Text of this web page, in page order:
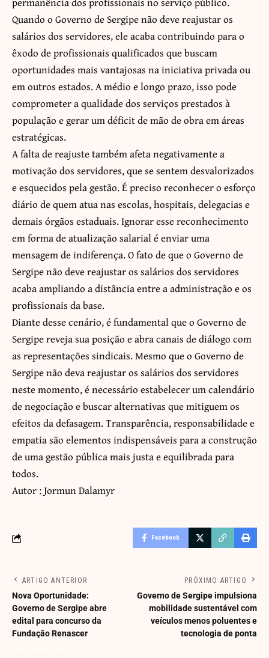
Quando o Governo de Sergipe não deve reajustar os
salários dos servidores, ele acaba contribuindo para o
êxodo de profissionais qualificados que buscam
oportunidades mais vantajosas na iniciativa privada ou
em outros estados. A médio e longo prazo, isso pode
comprometer a qualidade dos serviços prestados à
população e gerar um déficit de mão de obra em áreas
estratégicas.
A falta de reajuste também afeta negativamente a
motivação dos servidores, que se sentem desvalorizados
e esquecidos pela gestão. É preciso reconhecer o esforço
diário de quem atua nas escolas, hospitais, delegacias e
demais órgãos estaduais. Ignorar esse reconhecimento
em forma de atualização salarial é enviar uma
mensagem de indiferença. O fato de que o Governo de
Sergipe não deve reajustar os salários dos servidores
acaba ampliando a distância entre a administração e os
profissionais da base.
Diante desse cenário, é fundamental que o Governo de
Sergipe reveja sua posição e abra canais de diálogo com
as representações sindicais. Mesmo que o Governo de
Sergipe não deva reajustar os salários dos servidores
neste momento, é necessário estabelecer um calendário
de negociação e buscar alternativas que mitiguem os
efeitos da defasagem. Transparência, responsabilidade e
empatia são elementos indispensáveis para a construção
de uma gestão pública mais justa e equilibrada para
todos.
Autor : Jormun Dalamyr
Facebook
ARTIGO ANTERIOR
Nova Oportunidade:
Governo de Sergipe abre
edital para concurso da
Fundação Renascer
PRÓXIMO ARTIGO
Governo de Sergipe impulsiona
mobilidade sustentável com
veículos menos poluentes e
tecnologia de ponta